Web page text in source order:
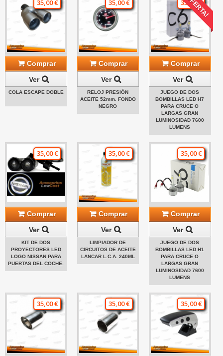
35,00 €
Comprar
Ver
COLA ESCAPE DOBLE
35,00 €
Comprar
Ver
RELOJ PRESIÓN
ACEITE 52mm. FONDO
NEGRO
¡OFERTA!
35,00 €
Comprar
Ver
JUEGO DE DOS
BOMBILLAS LED H7
PARA CRUCE O
LARGAS GRAN
LUMINOSIDAD 7600
LUMENS
35,00 €
Comprar
Ver
KIT DE DOS
PROYECTORES LED
LOGO NISSAN PARA
PUERTAS DEL COCHE.
35,00 €
Comprar
Ver
LIMPIADOR DE
CIRCUITOS DE ACEITE
LANCAR L.C.A. 240ML
35,00 €
Comprar
Ver
JUEGO DE DOS
BOMBILLAS LED H1
PARA CRUCE O
LARGAS GRAN
LUMINOSIDAD 7600
LUMENS
35,00 € 35,00 € 35,00 €